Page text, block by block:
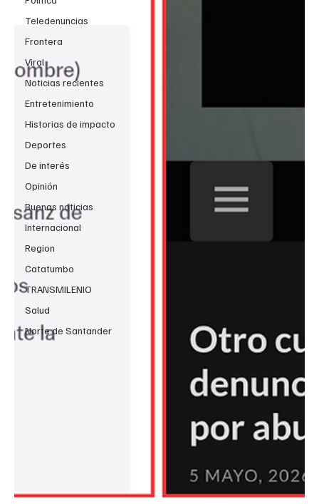
Teledenuncias
Frontera
Viral
Noticias recientes
Entretenimiento
Historias de impacto
Deportes
De interés
Opinión
Buenas noticias
Internacional
Region
Catatumbo
TRANSMILENIO
Salud
Norte de Santander